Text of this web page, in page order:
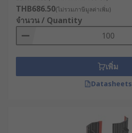
THB686.50(ไม่รวมภาษีมูลค่าเพิ่ม)
จำนวน / Quantity
เพิ่ม
Datasheets